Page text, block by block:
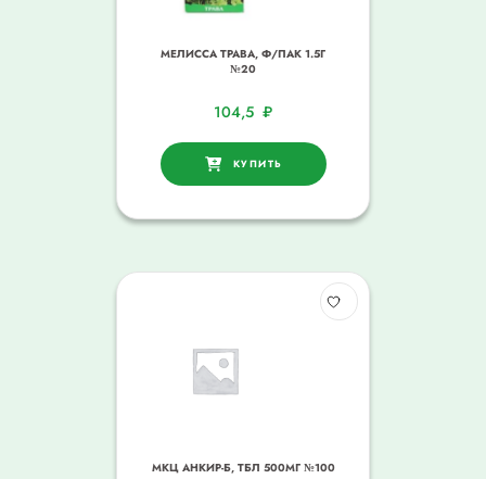
МЕЛИССА ТРАВА, Ф/ПАК 1.5Г
№20
104,5 ₽
КУПИТЬ
МКЦ АНКИР-Б, ТБЛ 500МГ №100